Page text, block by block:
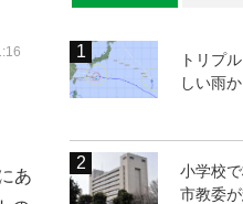
あ
トリプ
しい雨
小学校
市教委